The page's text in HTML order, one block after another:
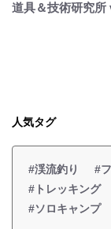
道具＆技術研究所
人気タグ
#渓流釣り #
#トレッキング
#ソロキャンプ